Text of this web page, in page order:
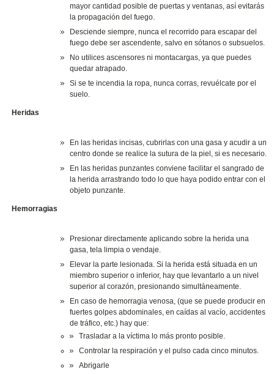
mayor cantidad posible de puertas y ventanas, así evitarás
la propagación del fuego.
Desciende siempre, nunca el recorrido para escapar del
fuego debe ser ascendente, salvo en sótanos o subsuelos.
No utilices ascensores ni montacargas, ya que puedes
quedar atrapado.
Si se te incendia la ropa, nunca corras, revuélcate por el
suelo.
Heridas
En las heridas incisas, cubrirlas con una gasa y acudir a un
centro donde se realice la sutura de la piel, si es necesario.
En las heridas punzantes conviene facilitar el sangrado de
la herida arrastrando todo lo que haya podido entrar con el
objeto punzante.
Hemorragias
Presionar directamente aplicando sobre la herida una
gasa, tela limpia o vendaje.
Elevar la parte lesionada. Si la herida está situada en un
miembro superior o inferior, hay que levantarlo a un nivel
superior al corazón, presionando simultáneamente.
En caso de hemorragia venosa, (que se puede producir en
fuertes golpes abdominales, en caídas al vacío, accidentes
de tráfico, etc.) hay que:
Trasladar a la víctima lo más pronto posible.
Controlar la respiración y el pulso cada cinco minutos.
Abrigarle